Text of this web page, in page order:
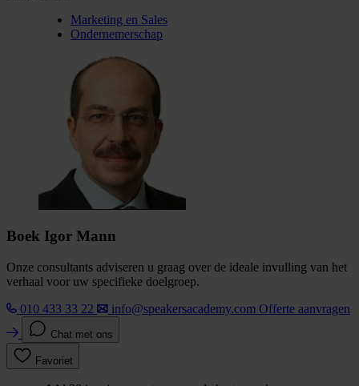
Marketing en Sales
Ondernemerschap
Boek Igor Mann
Onze consultants adviseren u graag over de ideale invulling van het
verhaal voor uw specifieke doelgroep.
010 433 33 22
info@speakersacademy.com Offerte aanvragen
Chat met ons
Favoriet